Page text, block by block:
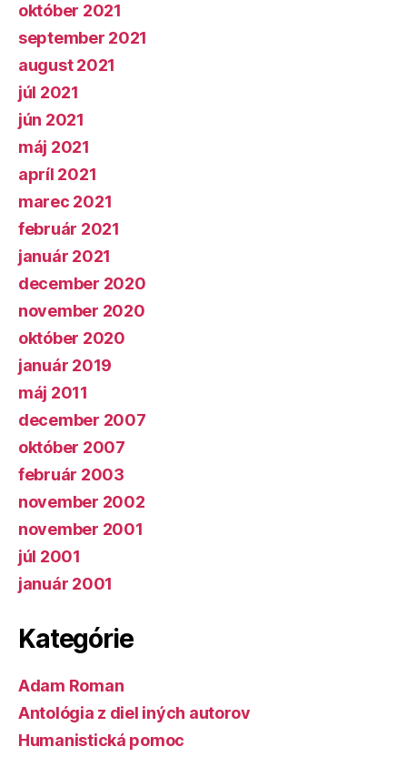
október 2021
september 2021
august 2021
júl 2021
jún 2021
máj 2021
apríl 2021
marec 2021
február 2021
január 2021
december 2020
november 2020
október 2020
január 2019
máj 2011
december 2007
október 2007
február 2003
november 2002
november 2001
júl 2001
január 2001
Kategórie
Adam Roman
Antológia z diel iných autorov
Humanistická pomoc